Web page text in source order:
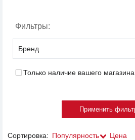
Фильтры:
Бренд
Только наличие вашего магазина
Сортировка: Популярность Цена